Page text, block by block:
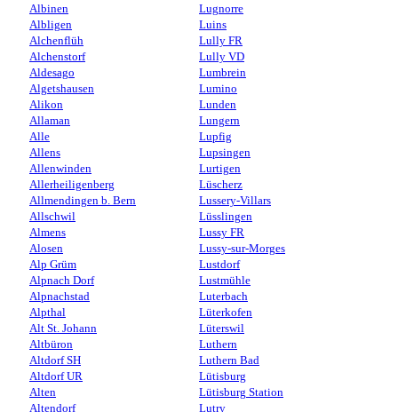
Albinen
Albligen
Alchenflüh
Alchenstorf
Aldesago
Algetshausen
Alikon
Allaman
Alle
Allens
Allenwinden
Allerheiligenberg
Allmendingen b. Bern
Allschwil
Almens
Alosen
Alp Grüm
Alpnach Dorf
Alpnachstad
Alpthal
Alt St. Johann
Altbüron
Altdorf SH
Altdorf UR
Alten
Altendorf
Lugnorre
Luins
Lully FR
Lully VD
Lumbrein
Lumino
Lunden
Lungern
Lupfig
Lupsingen
Lurtigen
Lüscherz
Lussery-Villars
Lüsslingen
Lussy FR
Lussy-sur-Morges
Lustdorf
Lustmühle
Luterbach
Lüterkofen
Lüterswil
Luthern
Luthern Bad
Lütisburg
Lütisburg Station
Lutry